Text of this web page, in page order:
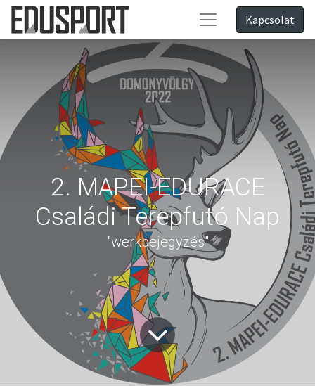
Kapcsolat
2. MAPEI-EDURACE
Családi Terepfutó Nap
"werkbejegyzés"